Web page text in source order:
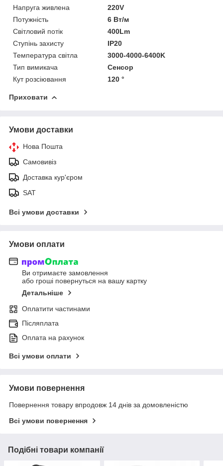
Напруга живлена
220V
Потужність
6 Вт/м
Світловий потік
400Lm
Ступінь захисту
IP20
Температура світла
3000-4000-6400K
Тип вимикача
Сенсор
Кут розсіювання
120 °
Приховати
Умови доставки
Нова Пошта
Самовивіз
Доставка кур'єром
SAT
Всі умови доставки
Умови оплати
Ви отримаєте замовлення
або гроші повернуться на вашу картку
Детальніше
Оплатити частинами
Післяплата
Оплата на рахунок
Всі умови оплати
Умови повернення
Повернення товару впродовж 14 днів за домовленістю
Всі умови повернення
Подібні товари компанії